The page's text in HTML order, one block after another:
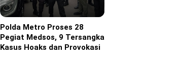
Headline
Polda Metro Proses 28
Pegiat Medsos, 9 Tersangka
Kasus Hoaks dan Provokasi